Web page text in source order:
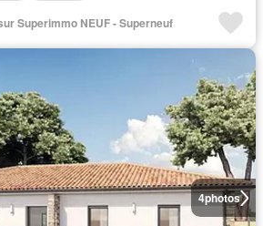
Superimmo NEUF - Superneuf
4photos